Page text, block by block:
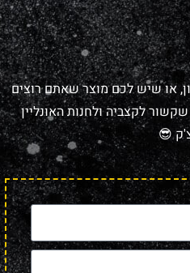
או שיש לכם מוצר שאתם רוצים
לקצביה ולחנות האונליין
😎